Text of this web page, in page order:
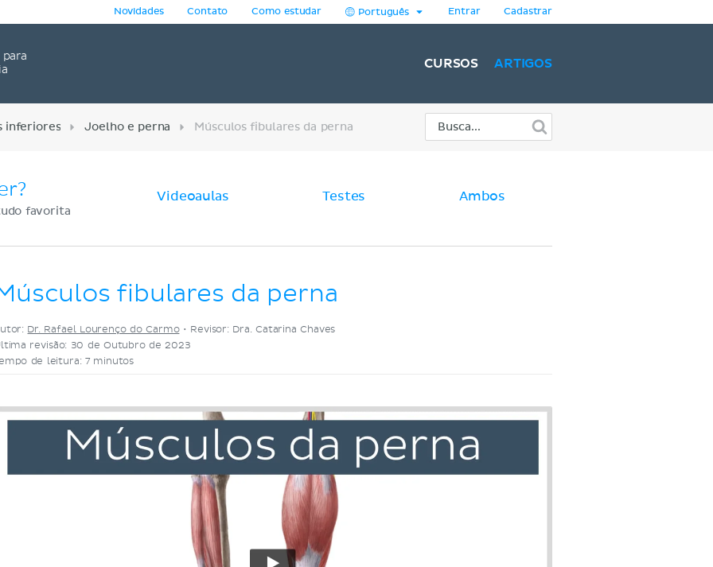
para
Novidades Contato Como estudar Português Entrar Cadastrar
CURSOS ARTIGOS
inferiores Joelho e perna Músculos fibulares da perna
favorita
Videoaulas Testes Ambos
fibulares da perna
Dr. Rafael Lourenço do Carmo• Revisor: Dra. Catarina Chaves
revisão: 30 de Outubro de 2023
de leitura: 7 minutos